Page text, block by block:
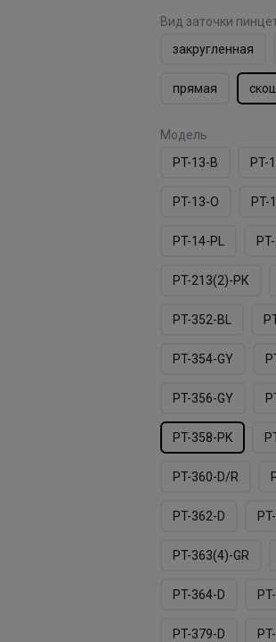
Вид заточки
закругленная
прямая
Модель
PT-13-B
PT-
PT-13-O PT-
PT-14-PL
PT-213(2)-PК
PT-352-BL
PT-354-GY
PT-356-GY
PT-358-PK
PT-360-D/R
PT-362-D
PT-363(4)-GR
PT-364-D
PT-379-D